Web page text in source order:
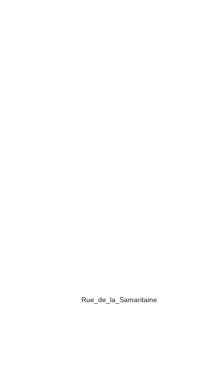
Rue_de_la_Samaritaine